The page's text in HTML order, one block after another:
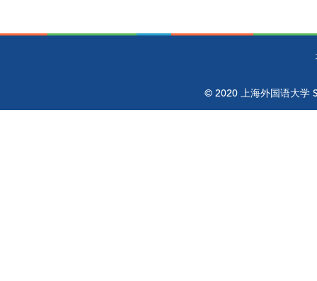
© 2020 上海外国语大学